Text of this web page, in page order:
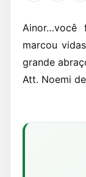
Ainor…você
marcou
grande
Att. Noemi